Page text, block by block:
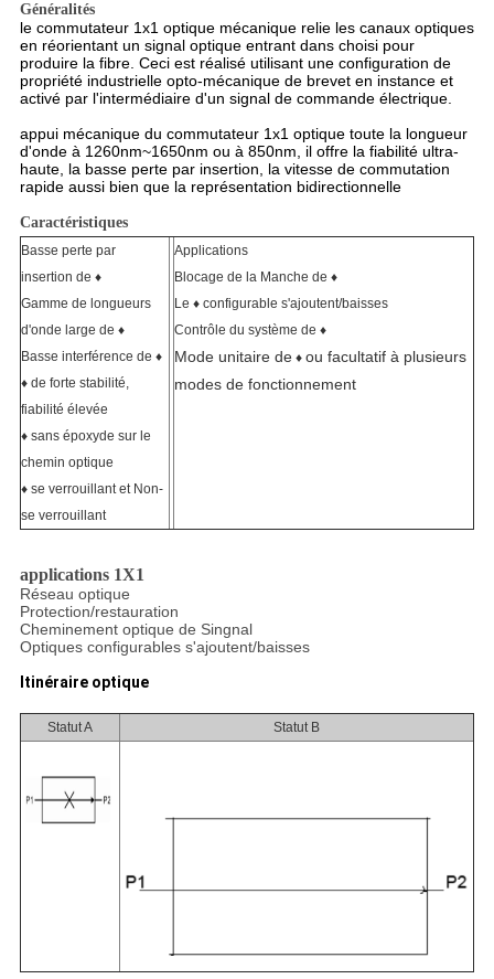
Généralités
le commutateur 1x1 optique mécanique relie les canaux optiques
en réorientant un signal optique entrant dans choisi pour
produire la fibre. Ceci est réalisé utilisant une configuration de
propriété industrielle opto-mécanique de brevet en instance et
activé par l'intermédiaire d'un signal de commande électrique.
appui mécanique du commutateur 1x1 optique toute la longueur
d'onde à 1260nm~1650nm ou à 850nm, il offre la fiabilité ultra-
haute, la basse perte par insertion, la vitesse de commutation
rapide aussi bien que la représentation bidirectionnelle
Caractéristiques
Basse perte par
insertion de ♦
Gamme de longueurs
d'onde large de ♦
Basse interférence de ♦
♦ de forte stabilité,
fiabilité élevée
♦ sans époxyde sur le
chemin optique
♦ se verrouillant et Non-
se verrouillant
Applications
Blocage de la Manche de ♦
Le ♦ configurable s'ajoutent/baisses
Contrôle du système de ♦
Mode unitaire de♦ ou facultatif à plusieurs
modes de fonctionnement
applications 1X1
Réseau optique
Protection/restauration
Cheminement optique de Singnal
Optiques configurables s'ajoutent/baisses
Itinéraire optique
Statut A Statut B